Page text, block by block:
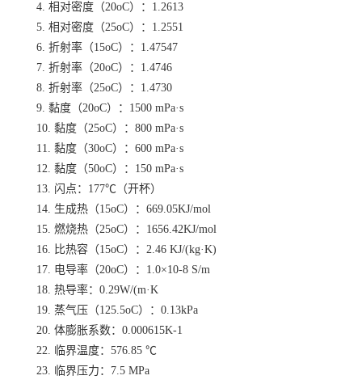
4. 相对密度（20oC）：1.2613
5. 相对密度（25oC）：1.2551
6. 折射率（15oC）：1.47547
7. 折射率（20oC）：1.4746
8. 折射率（25oC）：1.4730
9. 黏度（20oC）：1500 mPa·s
10. 黏度（25oC）：800 mPa·s
11. 黏度（30oC）：600 mPa·s
12. 黏度（50oC）：150 mPa·s
13. 闪点：177℃（开杯）
14. 生成热（15oC）：669.05KJ/mol
15. 燃烧热（25oC）：1656.42KJ/mol
16. 比热容（15oC）：2.46 KJ/(kg·K)
17. 电导率（20oC）：1.0×10-8 S/m
18. 热导率：0.29W/(m·K
19. 蒸气压（125.5oC）：0.13kPa
20. 体膨胀系数：0.000615K-1
22. 临界温度：576.85 ℃
23. 临界压力：7.5 MPa